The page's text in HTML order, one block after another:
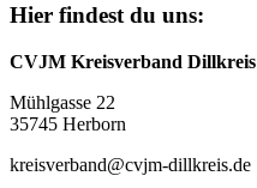
Hier findest du uns:
CVJM Kreisverband Dillkreis
Mühlgasse 22
35745 Herborn
kreisverband@cvjm-dillkreis.de